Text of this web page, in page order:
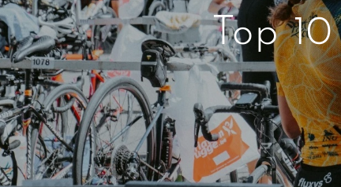
Top